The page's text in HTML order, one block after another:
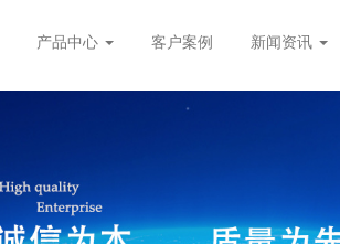
产品中心 客户案例 新闻资讯